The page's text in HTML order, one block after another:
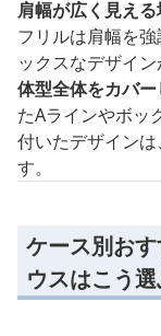
肩幅が広く見え
フリルは肩幅を
ックスなデザイン
体型全体をカバ
たAラインやボッ
付いたデザイン
す。
ケース別お
ウスはこう